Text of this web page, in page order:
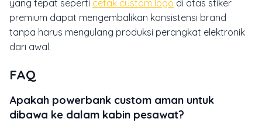
yang tepat seperti cetak custom logo di atas stiker
premium dapat mengembalikan konsistensi brand
tanpa harus mengulang produksi perangkat elektronik
dari awal.
FAQ
Apakah powerbank custom aman untuk
dibawa ke dalam kabin pesawat?